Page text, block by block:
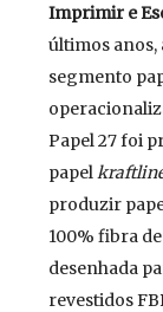
Imprimir e
últimos anos,
segmento
Papel 27 foi
papel
produzir
100% fibra
desenhada
revestidos